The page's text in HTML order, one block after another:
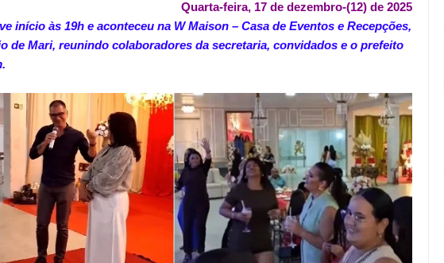
Quarta-feira, 17 de dezembro-(12) de 2025
início às 19h e aconteceu na W Maison – Casa de Eventos e Recepções,
de Mari, reunindo colaboradores da secretaria, convidados e o prefeito